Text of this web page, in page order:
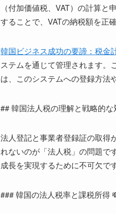
（付加価値税、VAT）の計算
することで、VATの納税額を正
韓国ビジネス成功の要諦：税金
ステムを通じて管理されます。
は、このシステムへの登録方法
## 韓国法人税の理解と戦略的な
法人登記と事業者登録証の取得
れないのが「法人税」の問題で
成長を実現するために不可欠です
### 韓国の法人税率と課税所得